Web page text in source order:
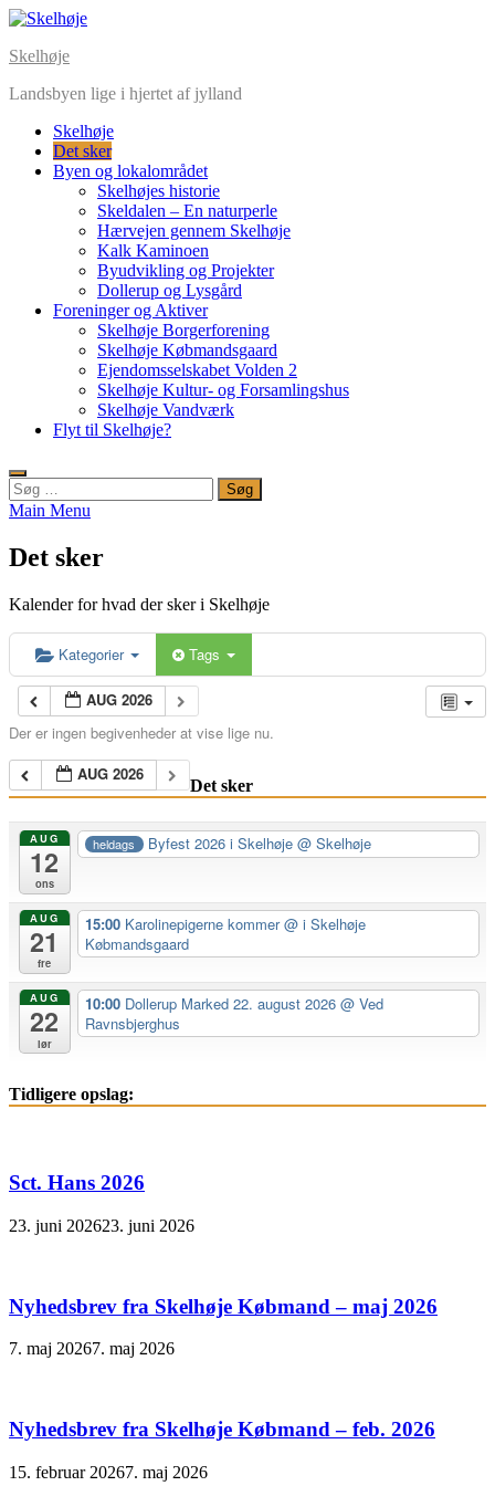
Skip
content
Skelhøje
Landsbyen lige i hjertet af jylland
Skelhøje
Det sker
Byen og lokalområdet
Skelhøjes historie
Skeldalen – En naturperle
Hærvejen gennem Skelhøje
Kalk Kaminoen
Byudvikling og Projekter
Dollerup og Lysgård
Foreninger og Aktiver
Skelhøje Borgerforening
Skelhøje Købmandsgaard
Ejendomsselskabet Volden 2
Skelhøje Kultur- og Forsamlingshus
Skelhøje Vandværk
Flyt til Skelhøje?
Søg
efter:
Main Menu
Det sker
Kalender for hvad der sker i Skelhøje
Kategorier Tags
AUG 2026
Der er ingen begivenheder at vise lige nu.
AUG 2026
Det sker
AUG
12
ons
heldags Byfest 2026 i Skelhøje@ Skelhøje
AUG
21
fre
15:00 Karolinepigerne kommer@ i Skelhøje
Købmandsgaard
AUG
22
lør
10:00 Dollerup Marked 22. august 2026 @ Ved
Ravnsbjerghus
Tidligere opslag:
Sct. Hans 2026
23. juni 202623. juni 2026
Nyhedsbrev fra Skelhøje Købmand – maj 2026
7. maj 20267. maj 2026
Nyhedsbrev fra Skelhøje Købmand – feb. 2026
15. februar 20267. maj 2026